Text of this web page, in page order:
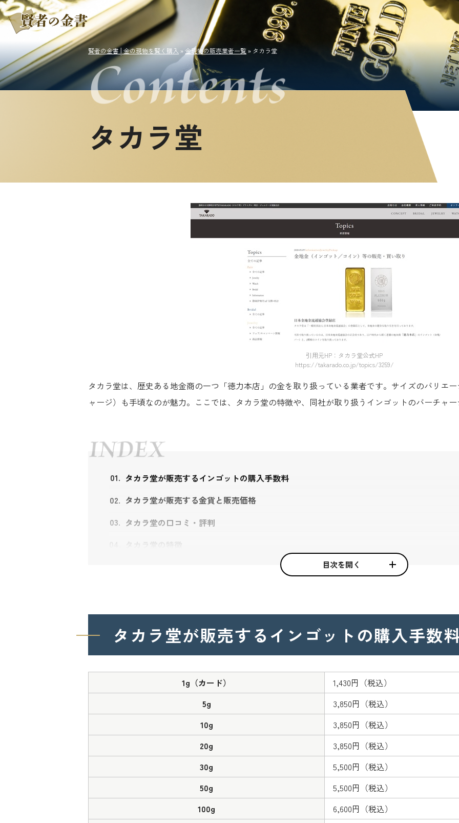
賢者の金書│金の現物を賢く購入 » 金現物の販売業者一覧» タカラ堂
タカラ堂
引用元HP：タカラ堂公式HP
https://takarado.co.jp/topics/3259/
タカラ堂は、歴史ある地金商の一つ「徳力本店」の金を取り扱っている業者です。サイズのバリエ
ャージ）も手頃なのが魅力。ここでは、タカラ堂の特徴や、同社が取り扱うインゴットのバーチャ
タカラ堂が販売するインゴットの購入手数料
タカラ堂が販売する金貨と販売価格
タカラ堂の口コミ・評判
タカラ堂の特徴
老舗「徳力本店」のインゴットを取り扱う
店頭での購入（ジュエリー製品）
インゴットや金貨などの地金商品の購入
オンラインでの購入
タカラ堂の会社情報
まとめ
目次を開く
タカラ堂が販売するインゴットの購入手数
1g（カード）
1,430円（税込）
5g
3,850円（税込）
10g
3,850円（税込）
20g
3,850円（税込）
30g
5,500円（税込）
50g
5,500円（税込）
100g
6,600円（税込）